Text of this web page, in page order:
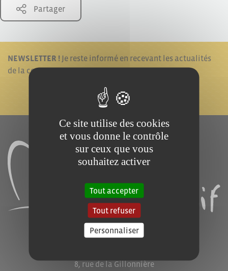
Partager
NEWSLETTER ! Je reste informé en recevant les actualités
de la commune.
JE M'ABONNE !
8, rue de la Gillonnière
Ce site utilise des cookies
et vous donne le contrôle
sur ceux que vous
souhaitez activer
Tout accepter
Tout refuser
Personnaliser